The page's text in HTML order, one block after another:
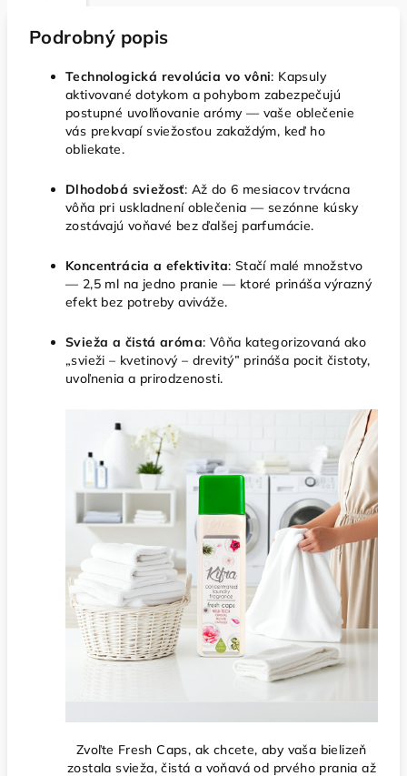
Podrobný popis
Technologická revolúcia vo vôni: Kapsuly
aktivované dotykom a pohybom zabezpečujú
postupné uvoľňovanie arómy — vaše oblečenie
vás prekvapí sviežosťou zakaždým, keď ho
obliekate.
Dlhodobá sviežosť: Až do 6 mesiacov trvácna
vôňa pri uskladnení oblečenia — sezónne kúsky
zostávajú voňavé bez ďalšej parfumácie.
Koncentrácia a efektivita: Stačí malé množstvo
— 2,5 ml na jedno pranie — ktoré prináša výrazný
efekt bez potreby aviváže.
Svieža a čistá aróma: Vôňa kategorizovaná ako
„svieži – kvetinový – drevitý” prináša pocit čistoty,
uvoľnenia a prirodzenosti.
Zvoľte Fresh Caps, ak chcete, aby vaša bielizeň
zostala svieža, čistá a voňavá od prvého prania až